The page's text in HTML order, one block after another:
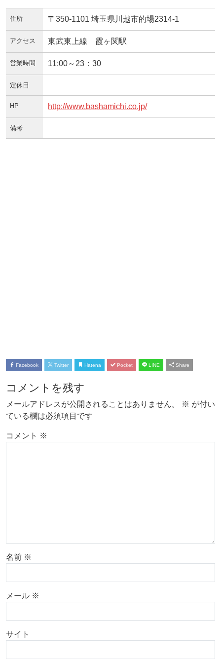
住所 〒350-1101 埼玉県川越市的場2314-1
アクセス 東武東上線 霞ヶ関駅
営業時間 11:00～23：30
定休日
HP http://www.bashamichi.co.jp/
備考
Facebook Twitter Hatena Pocket LINE Share
コメントを残す
メールアドレスが公開されることはありません。 ※ が付い
ている欄は必須項目です
コメント ※
名前 ※
メール ※
サイト